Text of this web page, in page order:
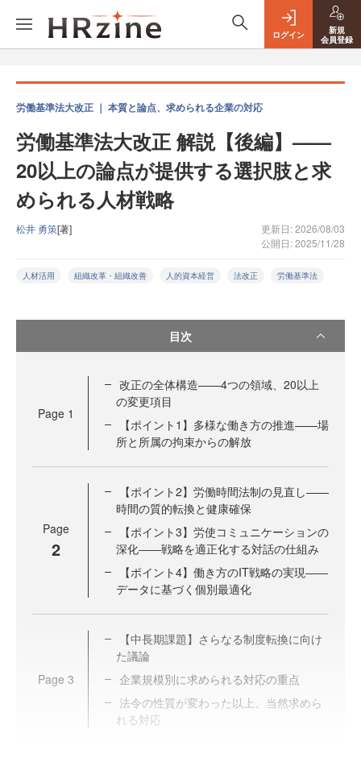
ログイン
新規
会員登録
労働基準法大改正 ｜ 本質と論点、求められる企業の対応
労働基準法大改正 解説【後編】——
20以上の論点が提供する選択肢と求
められる人材戦略
松井 勇策[著]
更新日: 2026/08/03
公開日: 2025/11/28
人材活用 組織改革・組織改善 人的資本経営 法改正 労働基準法
目次
Page 1
改正の全体構造——4つの領域、20以上
の変更項目
【ポイント1】多様な働き方の推進——場
所と所属の拘束からの解放
Page
2
【ポイント2】労働時間法制の見直し——
時間の質的転換と健康確保
【ポイント3】労使コミュニケーションの
深化――戦略を適正化する対話の仕組み
【ポイント4】働き方のIT戦略の実現――
データに基づく個別最適化
Page 3
【中長期課題】さらなる制度転換に向け
た議論
企業規模別に求められる対応の重点
法令の性質が変わった以上、当然求めら
れる対応